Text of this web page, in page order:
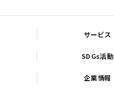
サービス
SDGs活動
企業情報